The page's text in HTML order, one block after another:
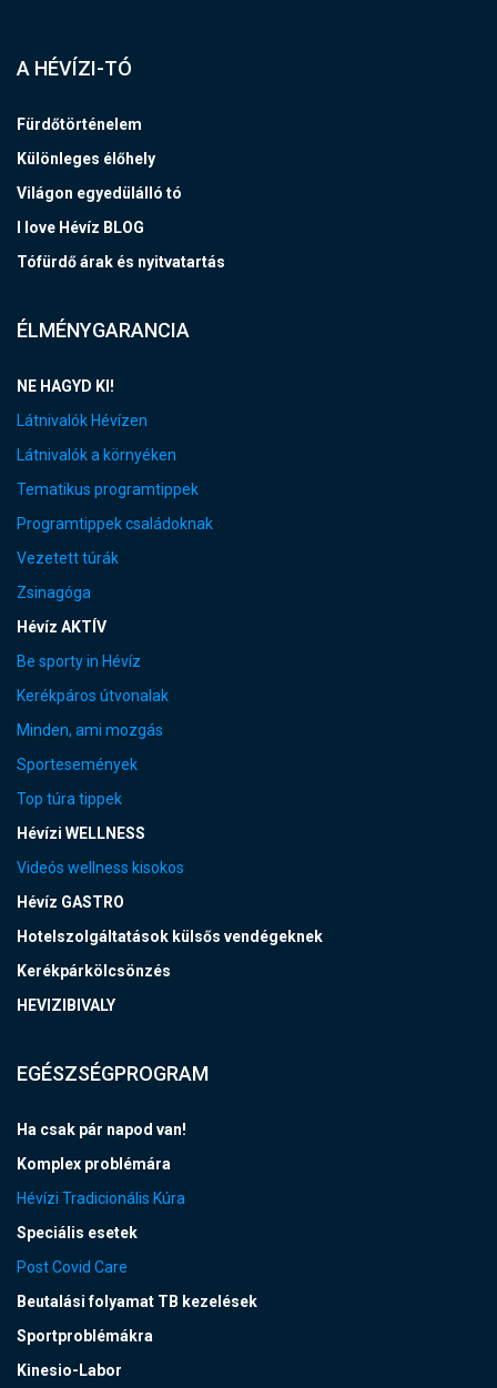
A HÉVÍZI-TÓ
Fürdőtörténelem
Különleges élőhely
Világon egyedülálló tó
I love Hévíz BLOG
Tófürdő árak és nyitvatartás
ÉLMÉNYGARANCIA
NE HAGYD KI!
Látnivalók Hévízen
Látnivalók a környéken
Tematikus programtippek
Programtippek családoknak
Vezetett túrák
Zsinagóga
Hévíz AKTÍV
Be sporty in Hévíz
Kerékpáros útvonalak
Minden, ami mozgás
Sportesemények
Top túra tippek
Hévízi WELLNESS
Videós wellness kisokos
Hévíz GASTRO
Hotelszolgáltatások külsős vendégeknek
Kerékpárkölcsönzés
HEVIZIBIVALY
EGÉSZSÉGPROGRAM
Ha csak pár napod van!
Komplex problémára
Hévízi Tradicionális Kúra
Speciális esetek
Post Covid Care
Beutalási folyamat TB kezelések
Sportproblémákra
Kinesio-Labor